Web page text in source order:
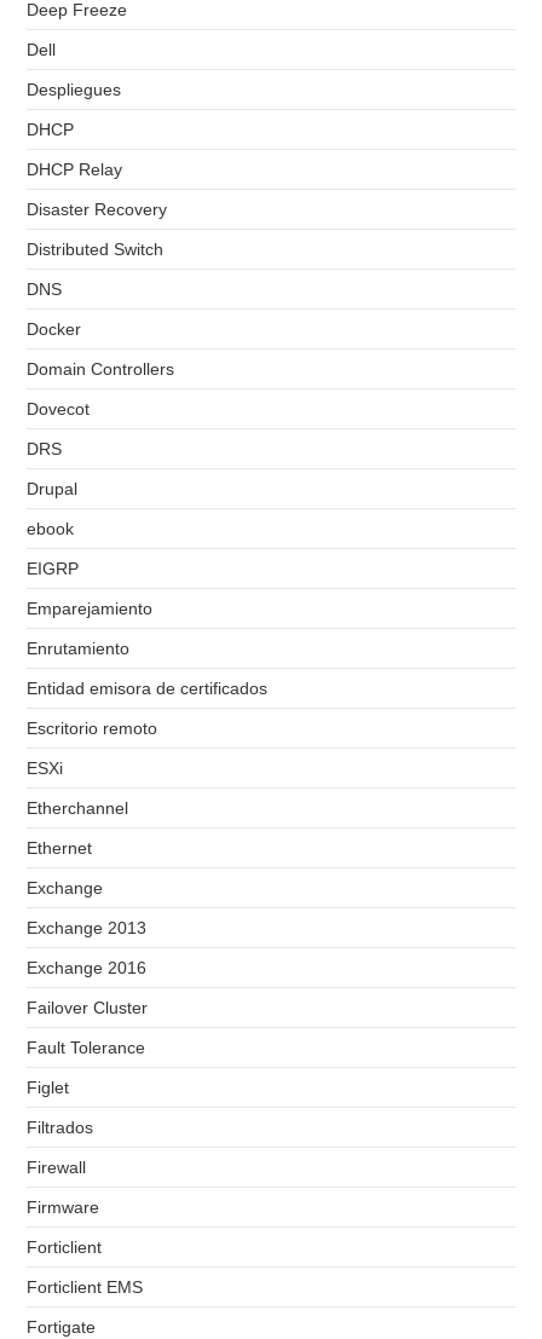
Deep Freeze
Dell
Despliegues
DHCP
DHCP Relay
Disaster Recovery
Distributed Switch
DNS
Docker
Domain Controllers
Dovecot
DRS
Drupal
ebook
EIGRP
Emparejamiento
Enrutamiento
Entidad emisora de certificados
Escritorio remoto
ESXi
Etherchannel
Ethernet
Exchange
Exchange 2013
Exchange 2016
Failover Cluster
Fault Tolerance
Figlet
Filtrados
Firewall
Firmware
Forticlient
Forticlient EMS
Fortigate